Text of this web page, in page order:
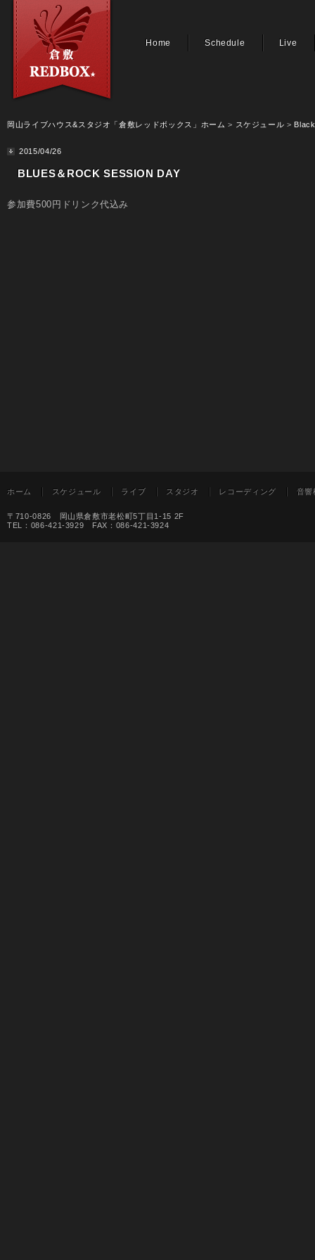
Home Schedule Live
岡山ライブハウス&スタジオ「倉敷レッドボックス」ホーム > スケジュール >
2015/04/26
BLUES＆ROCK SESSION DAY
参加費500円ドリンク代込み
ホーム スケジュール ライブ スタジオ レコーディング 音響
〒710-0826 岡山県倉敷市老松町5丁目1-15 2F
TEL：086-421-3929 FAX：086-421-3924